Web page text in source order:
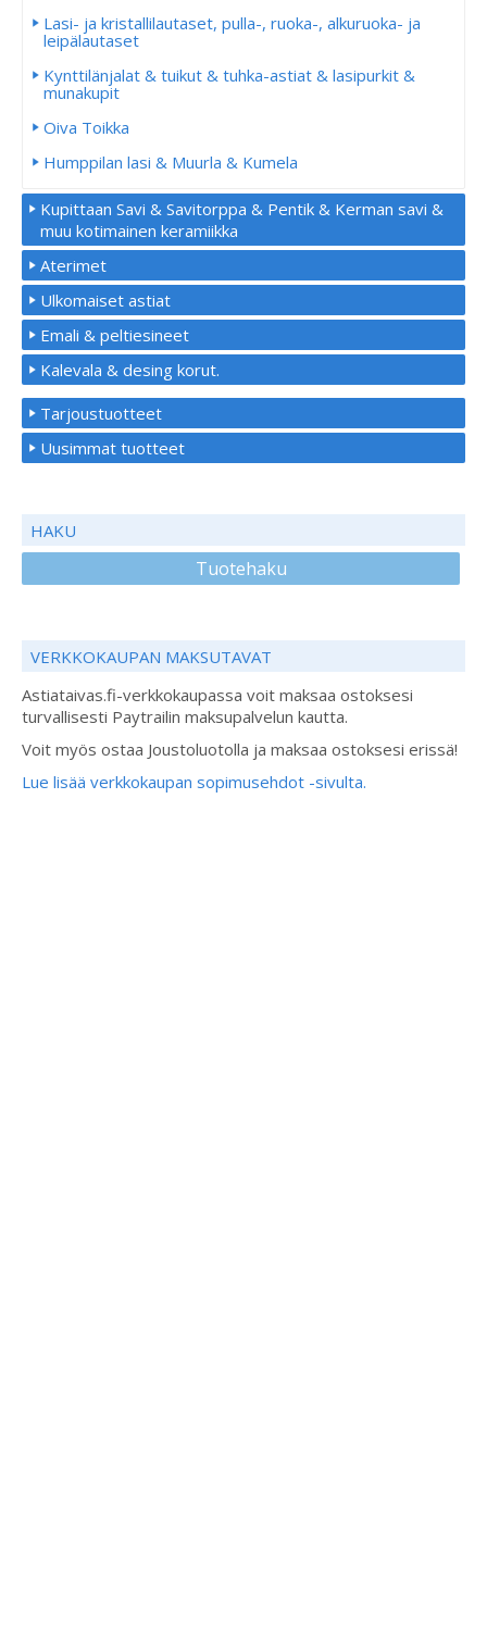
Lasi- ja kristallilautaset, pulla-, ruoka-, alkuruoka- ja
leipälautaset
Kynttilänjalat & tuikut & tuhka-astiat & lasipurkit &
munakupit
Oiva Toikka
Humppilan lasi & Muurla & Kumela
Kupittaan Savi & Savitorppa & Pentik & Kerman savi &
muu kotimainen keramiikka
Aterimet
Ulkomaiset astiat
Emali & peltiesineet
Kalevala & desing korut.
Tarjoustuotteet
Uusimmat tuotteet
HAKU
Tuotehaku
VERKKOKAUPAN MAKSUTAVAT
Astiataivas.fi-verkkokaupassa voit maksaa ostoksesi
turvallisesti Paytrailin maksupalvelun kautta.
Voit myös ostaa Joustoluotolla ja maksaa ostoksesi erissä!
Lue lisää verkkokaupan sopimusehdot -sivulta.